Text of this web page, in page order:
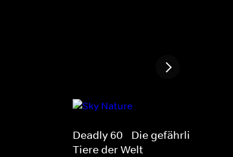
Deadly 60 - Die gefährlichsten
Tiere der Welt